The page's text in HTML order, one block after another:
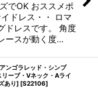
でOK おススメポ
ドレス・・ ロマ
ドレスです。 角度
ースが動く度…
ンゴラレッド・シンプ
ーブ・Vネック・Aライ
あり] [S22106]